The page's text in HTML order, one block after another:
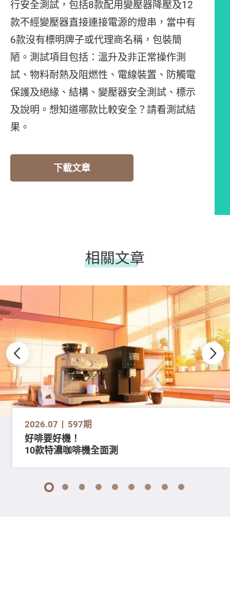
行安全測試，包括8款配用變壓器降壓及12
款不經變壓器直接連接電源的燈串，當中有
6款沒有標明牌子或代理商名稱，包裝簡
陋。測試項目包括：溫升及非正常操作測
試、物料耐熱及阻燃性、電線裝置、防觸電
保護及絕緣、結構、變壓器安全測試、標示
及說明。想知道哪款比較安全？請看測試結
果。
下載文章
相關文章
2026.07 597期
好啡要好機！
10款特濃咖啡機全面測
1 2 3 4 5 6 7 8 9